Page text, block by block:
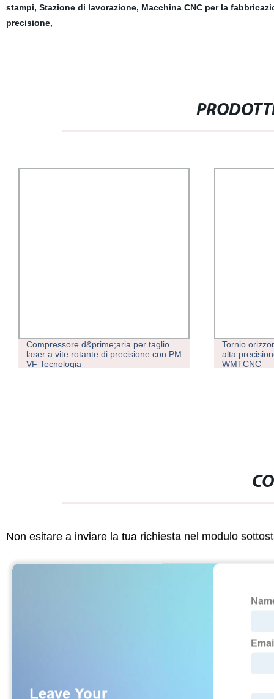
stampi, Stazione di lavorazione, Macchina CNC per la
precisione,
Compressore d&prime;aria per taglio
laser a vite rotante di precisione con PM
VF Tecnologia
Tornio
alta
WMTCNC
Non esitare a inviare la tua richiesta nel modulo